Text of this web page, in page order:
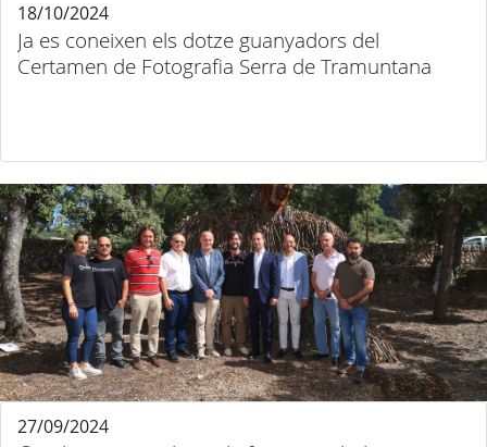
Ja es coneixen els dotze guanyadors del
Certamen de Fotografia Serra de Tramuntana
18/10/2024
27/09/2024